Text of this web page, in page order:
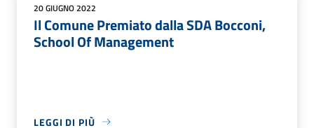
20 GIUGNO 2022
Il Comune Premiato dalla SDA Bocconi,
School Of Management
LEGGI DI PIÙ